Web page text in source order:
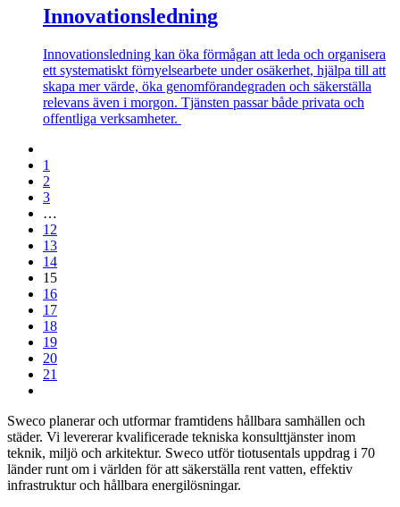
Innovationsledning
Innovationsledning kan öka förmågan att leda och organisera
ett systematiskt förnyelsearbete under osäkerhet, hjälpa till att
skapa mer värde, öka genomförandegraden och säkerställa
relevans även i morgon. Tjänsten passar både privata och
offentliga verksamheter.
1
2
3
…
12
13
14
15
16
17
18
19
20
21
Sweco planerar och utformar framtidens hållbara samhällen och
städer. Vi levererar kvalificerade tekniska konsulttjänster inom
teknik, miljö och arkitektur. Sweco utför tiotusentals uppdrag i 70
länder runt om i världen för att säkerställa rent vatten, effektiv
infrastruktur och hållbara energilösningar.